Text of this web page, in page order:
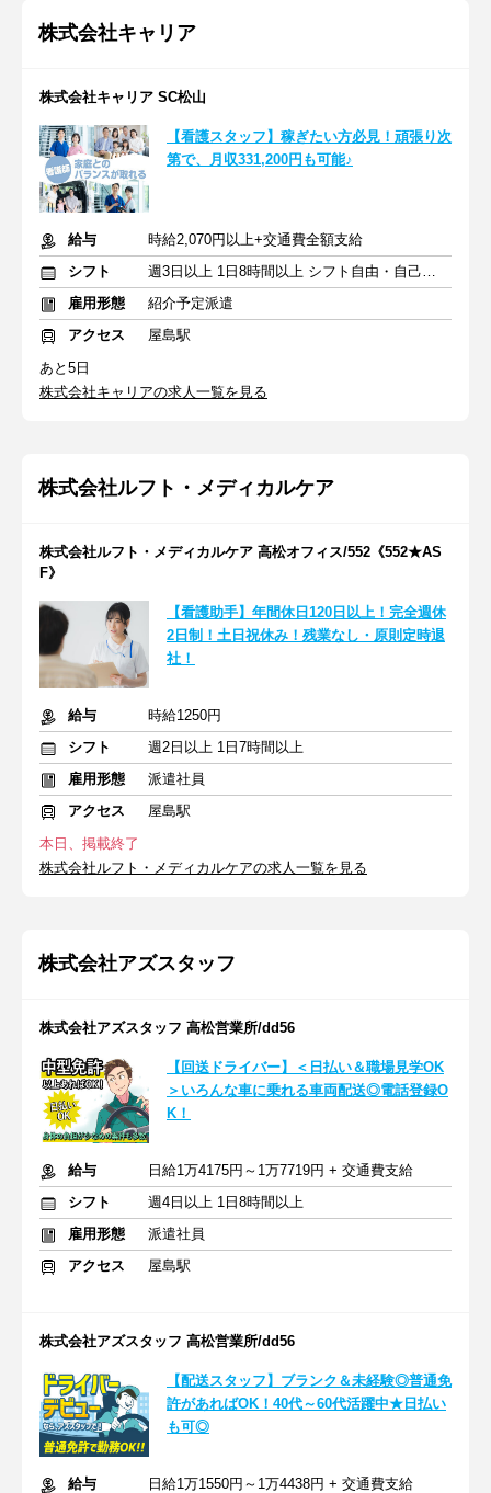
株式会社キャリア
株式会社キャリア SC松山
【看護スタッフ】稼ぎたい方必見！頑張り次
第で、月収331,200円も可能♪
給与
時給2,070円以上+交通費全額支給
シフト
週3日以上 1日8時間以上 シフト自由・自己申告
雇用形態
紹介予定派遣
アクセス
屋島駅
あと5日
株式会社キャリアの求人一覧を見る
株式会社ルフト・メディカルケア
株式会社ルフト・メディカルケア 高松オフィス/552《552★AS
F》
【看護助手】年間休日120日以上！完全週休
2日制！土日祝休み！残業なし・原則定時退
社！
給与
時給1250円
シフト
週2日以上 1日7時間以上
雇用形態
派遣社員
アクセス
屋島駅
本日、掲載終了
株式会社ルフト・メディカルケアの求人一覧を見る
株式会社アズスタッフ
株式会社アズスタッフ 高松営業所/dd56
【回送ドライバー】＜日払い＆職場見学OK
＞いろんな車に乗れる車両配送◎電話登録O
K！
給与
日給1万4175円～1万7719円 + 交通費支給
シフト
週4日以上 1日8時間以上
雇用形態
派遣社員
アクセス
屋島駅
株式会社アズスタッフ 高松営業所/dd56
【配送スタッフ】ブランク＆未経験◎普通免
許があればOK！40代～60代活躍中★日払い
も可◎
給与
日給1万1550円～1万4438円 + 交通費支給